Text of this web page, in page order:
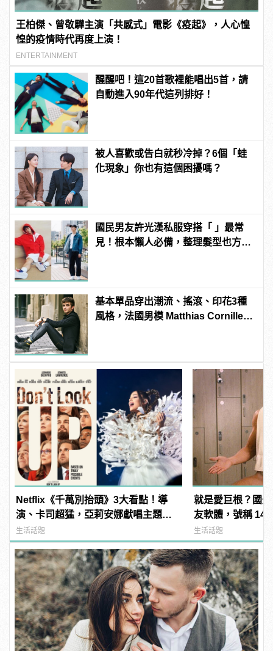
王柏傑、曾敬驊主演「共感式」電影《疫起》，人心惶
惶的疫情時代再度上演！
ENTERTAINMENT
醒醒吧！這20首歌裡能唱出5首，請
自動進入90年代這列排好！
被人喜歡或告白就秒冷掉？6個「蛙
化現象」你也有這個困擾嗎？
國民男友許光漢私服穿搭「 」最常
見！根本懶人必備，整理髮型也方便
基本單品穿出潮流、搖滾、印花3種
風格，法國男模 Matthias Cornilleau
Netflix《千萬別抬頭》3大看點！導
演、卡司超猛，亞莉安娜獻唱主題
曲？ | manfashion這樣變型男
生活話題
就是愛巨根？國
友軟體，號稱
過？
生活話題